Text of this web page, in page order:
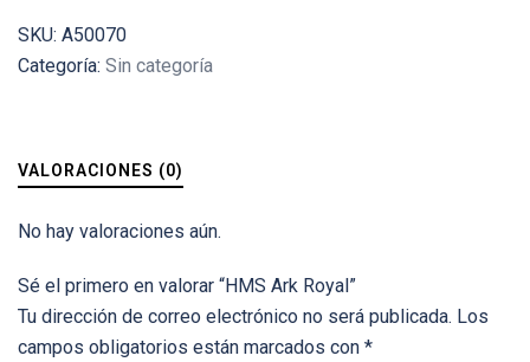
SKU: A50070
Categoría: Sin categoría
VALORACIONES (0)
No hay valoraciones aún.
Sé el primero en valorar “HMS Ark Royal”
Tu dirección de correo electrónico no será publicada. Los
campos obligatorios están marcados con *